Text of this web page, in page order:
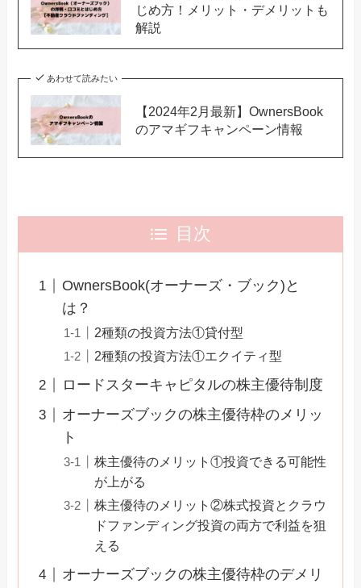
じめ方！メリット・デメリットも
解説
あわせて読みたい
【2024年2月最新】OwnersBook
のアマギフキャンペーン情報
目次
OwnersBook(オーナーズ・ブック)と
は？
2種類の投資方法①貸付型
2種類の投資方法①エクイティ型
ロードスターキャピタルの株主優待制度
オーナーズブックの株主優待枠のメリッ
ト
株主優待のメリット①投資できる可能性
が上がる
株主優待のメリット②株式投資とクラウ
ドファンディング投資の両方で利益を狙
える
オーナーズブックの株主優待枠のデメリ